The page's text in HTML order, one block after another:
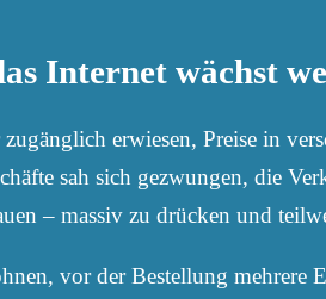
Internet wächst
erwiesen, Preise in
sah sich gezwungen, die
– massiv zu drücken und
vor der Bestellung mehrere